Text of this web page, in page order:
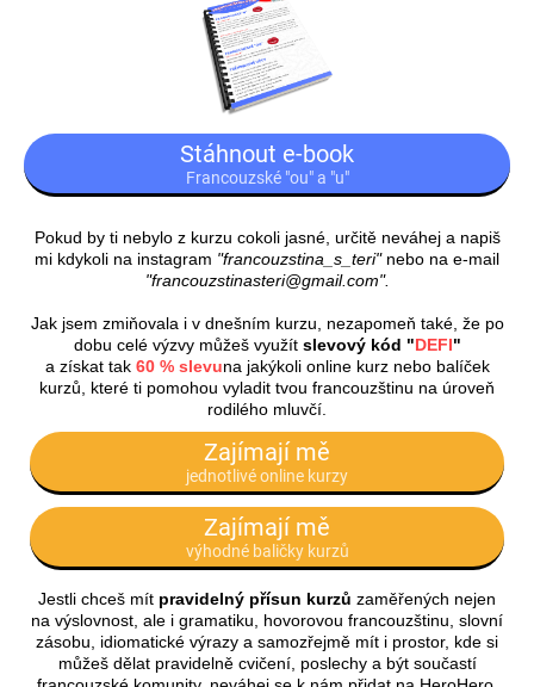
Stáhnout e-book
Francouzské "ou" a "u"
Pokud by ti nebylo z kurzu cokoli jasné, určitě neváhej a napiš
mi kdykoli na instagram "francouzstina_s_teri"nebo na e-mail
"francouzstinasteri@gmail.com".
Jak jsem zmiňovala i v dnešním kurzu, nezapomeň také, že po
dobu celé výzvy můžeš využít slevový kód "DEFI"
a získat tak 60 % slevuna jakýkoli online kurz nebo balíček
kurzů, které ti pomohou vyladit tvou francouzštinu na úroveň
rodilého mluvčí.
Zajímají mě
jednotlivé online kurzy
Zajímají mě
výhodné baličky kurzů
Jestli chceš mít pravidelný přísun kurzů zaměřených nejen
na výslovnost, ale i gramatiku, hovorovou francouzštinu, slovní
zásobu, idiomatické výrazy a samozřejmě mít i prostor, kde si
můžeš dělat pravidelně cvičení, poslechy a být součastí